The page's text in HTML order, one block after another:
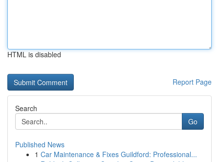
HTML is disabled
Report Page
Search
Go
Published News
1 Car Maintenance & Fixes Guildford: Professional...